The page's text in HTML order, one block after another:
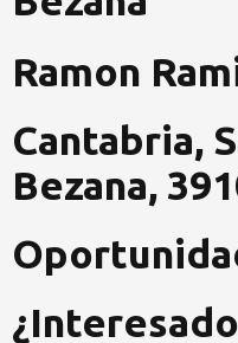
Ramon
Cantabria,
Bezana,